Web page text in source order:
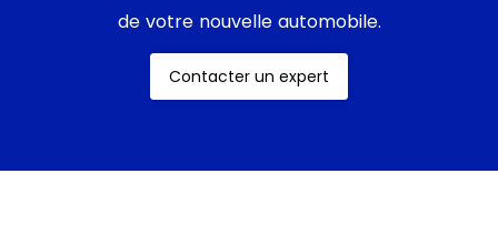
de votre nouvelle automobile.
Contacter un expert